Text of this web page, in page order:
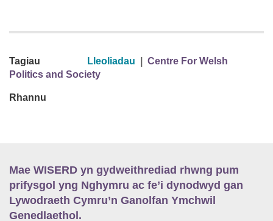
Tagiau Lleoliadau
Centre For Welsh
Politics and Society
Rhannu
Mae WISERD yn gydweithrediad rhwng pum
prifysgol yng Nghymru ac fe’i dynodwyd gan
Lywodraeth Cymru’n Ganolfan Ymchwil
Genedlaethol.